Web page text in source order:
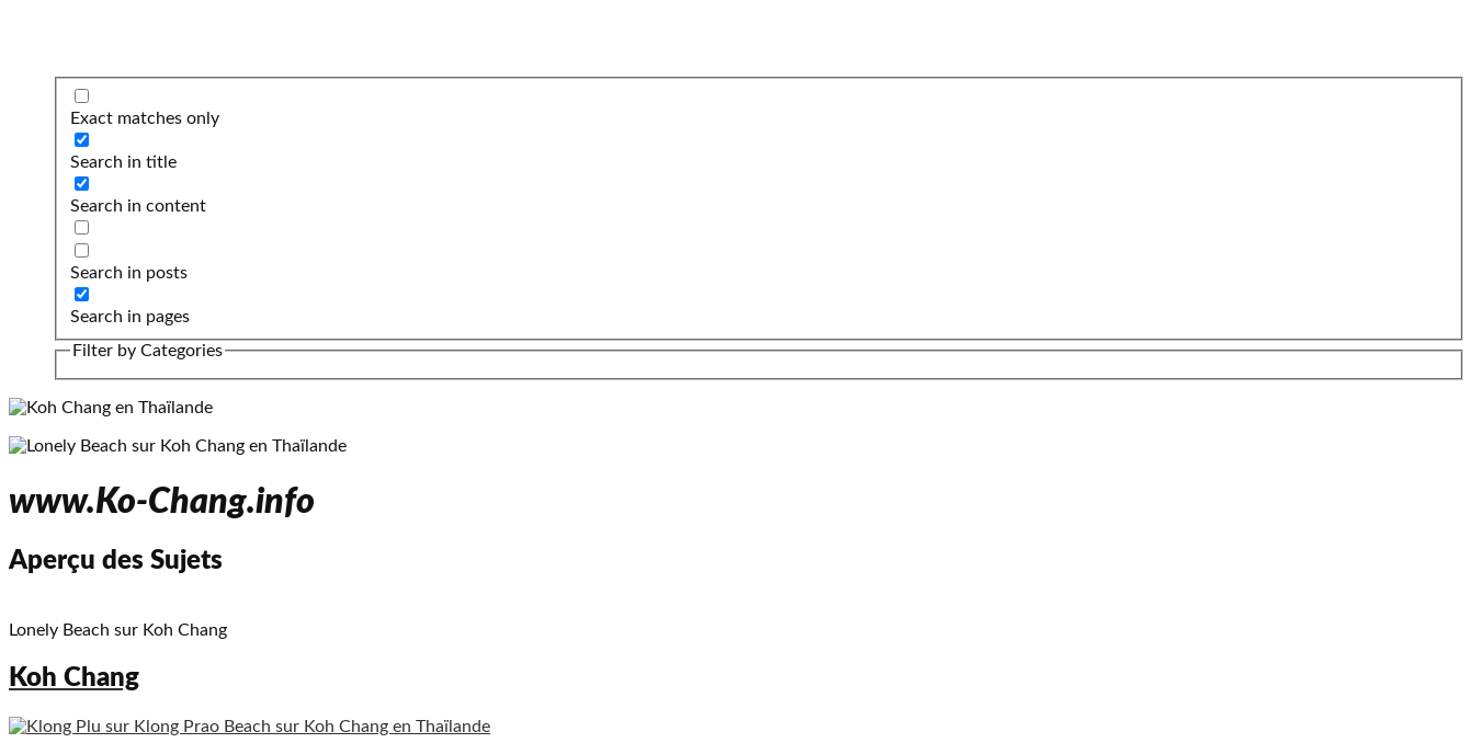
Exact matches only
Search in title
Search in content
Search in posts
Search in pages
Filter by Categories
www.Ko-Chang.info
Aperçu des Sujets
Lonely Beach sur Koh Chang
Koh Chang